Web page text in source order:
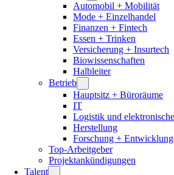
Automobil + Mobilität
Mode + Einzelhandel
Finanzen + Fintech
Essen + Trinken
Versicherung + Insurtech
Biowissenschaften
Halbleiter
Betrieb
Hauptsitz + Büroräume
IT
Logistik und
Herstellung
Forschung + Entwicklung
Top-Arbeitgeber
Projektankündigungen
Talent